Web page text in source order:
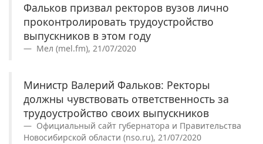
Фальков призвал ректоров вузов лично
проконтролировать трудоустройство
выпускников в этом году
Мел (mel.fm), 21/07/2020
Министр Валерий Фальков: Ректоры
должны чувствовать ответственность за
трудоустройство своих выпускников
Официальный сайт губернатора и Правительства
Новосибирской области (nso.ru), 21/07/2020